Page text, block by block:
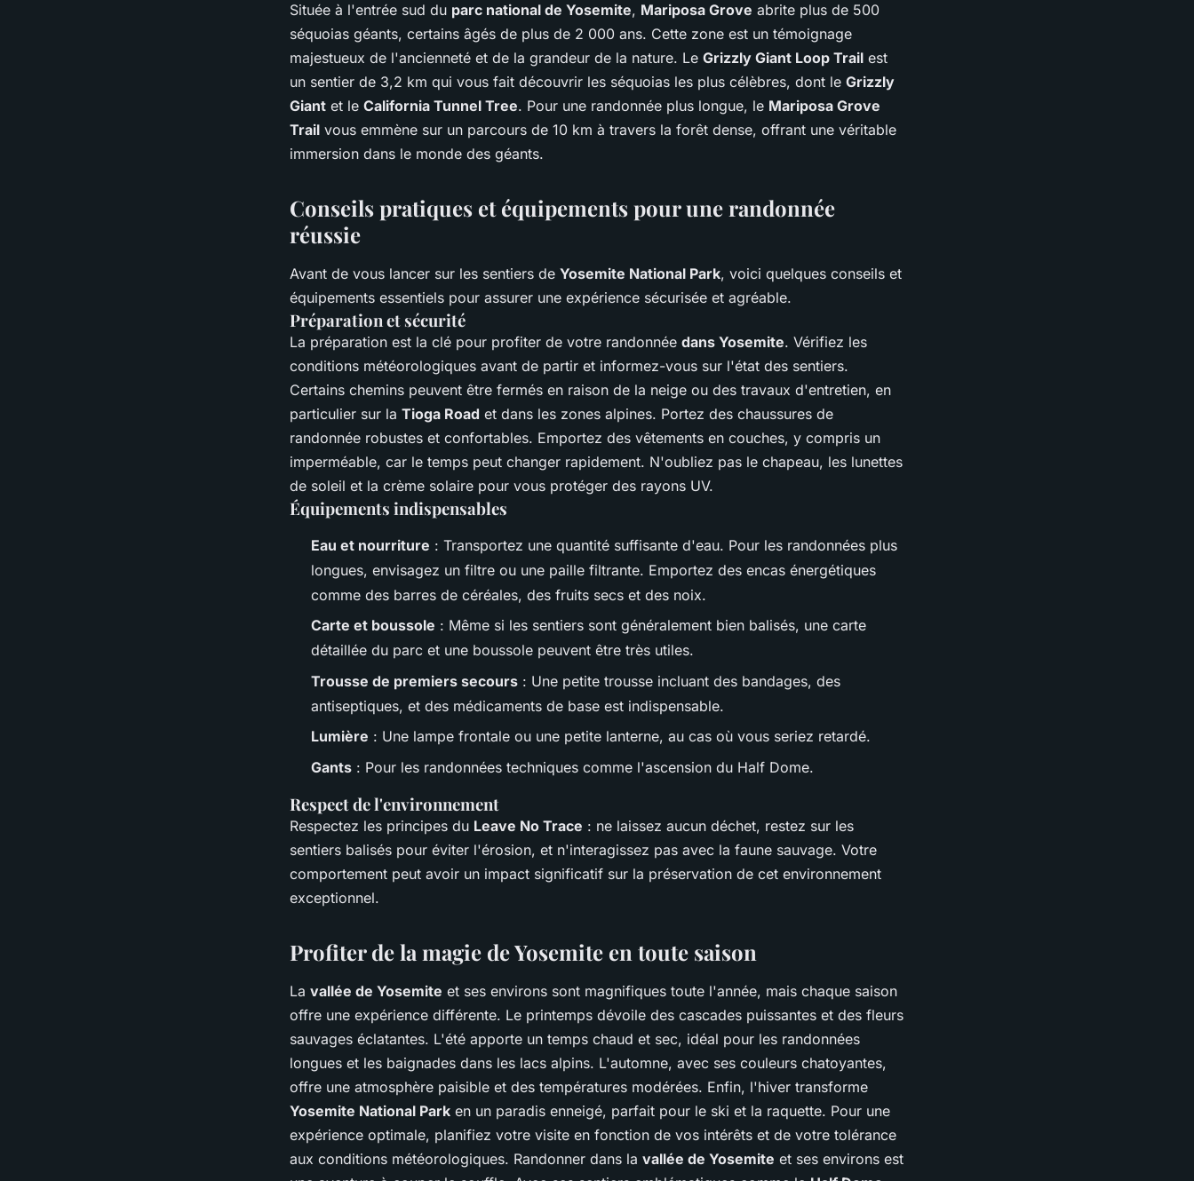
Située à l'entrée sud du parc national de Yosemite, Mariposa Grove abrite plus de 500
séquoias géants, certains âgés de plus de 2 000 ans. Cette zone est un témoignage
majestueux de l'ancienneté et de la grandeur de la nature. Le Grizzly Giant Loop Trail est
un sentier de 3,2 km qui vous fait découvrir les séquoias les plus célèbres, dont le Grizzly
Giant et le California Tunnel Tree. Pour une randonnée plus longue, le Mariposa Grove
Trail vous emmène sur un parcours de 10 km à travers la forêt dense, offrant une véritable
immersion dans le monde des géants.
Conseils pratiques et équipements pour une randonnée
réussie
Avant de vous lancer sur les sentiers de Yosemite National Park, voici quelques conseils et
équipements essentiels pour assurer une expérience sécurisée et agréable.
Préparation et sécurité
La préparation est la clé pour profiter de votre randonnée dans Yosemite. Vérifiez les
conditions météorologiques avant de partir et informez-vous sur l'état des sentiers.
Certains chemins peuvent être fermés en raison de la neige ou des travaux d'entretien, en
particulier sur la Tioga Road et dans les zones alpines. Portez des chaussures de
randonnée robustes et confortables. Emportez des vêtements en couches, y compris un
imperméable, car le temps peut changer rapidement. N'oubliez pas le chapeau, les lunettes
de soleil et la crème solaire pour vous protéger des rayons UV.
Équipements indispensables
Eau et nourriture : Transportez une quantité suffisante d'eau. Pour les randonnées plus
longues, envisagez un filtre ou une paille filtrante. Emportez des encas énergétiques
comme des barres de céréales, des fruits secs et des noix.
Carte et boussole : Même si les sentiers sont généralement bien balisés, une carte
détaillée du parc et une boussole peuvent être très utiles.
Trousse de premiers secours : Une petite trousse incluant des bandages, des
antiseptiques, et des médicaments de base est indispensable.
Lumière : Une lampe frontale ou une petite lanterne, au cas où vous seriez retardé.
Gants : Pour les randonnées techniques comme l'ascension du Half Dome.
Respect de l'environnement
Respectez les principes du Leave No Trace : ne laissez aucun déchet, restez sur les
sentiers balisés pour éviter l'érosion, et n'interagissez pas avec la faune sauvage. Votre
comportement peut avoir un impact significatif sur la préservation de cet environnement
exceptionnel.
Profiter de la magie de Yosemite en toute saison
La vallée de Yosemite et ses environs sont magnifiques toute l'année, mais chaque saison
offre une expérience différente. Le printemps dévoile des cascades puissantes et des fleurs
sauvages éclatantes. L'été apporte un temps chaud et sec, idéal pour les randonnées
longues et les baignades dans les lacs alpins. L'automne, avec ses couleurs chatoyantes,
offre une atmosphère paisible et des températures modérées. Enfin, l'hiver transforme
Yosemite National Park en un paradis enneigé, parfait pour le ski et la raquette. Pour une
expérience optimale, planifiez votre visite en fonction de vos intérêts et de votre tolérance
aux conditions météorologiques. Randonner dans la vallée de Yosemite et ses environs est